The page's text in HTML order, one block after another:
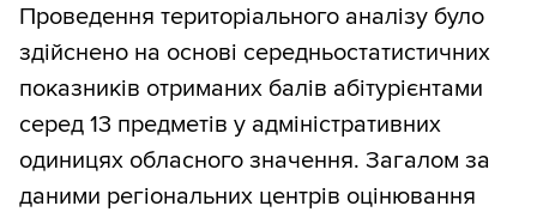
Проведення територіального аналізу було
здійснено на основі середньостатистичних
показників отриманих балів абітурієнтами
серед 13 предметів у адміністративних
одиницях обласного значення. Загалом за
даними регіональних центрів оцінювання